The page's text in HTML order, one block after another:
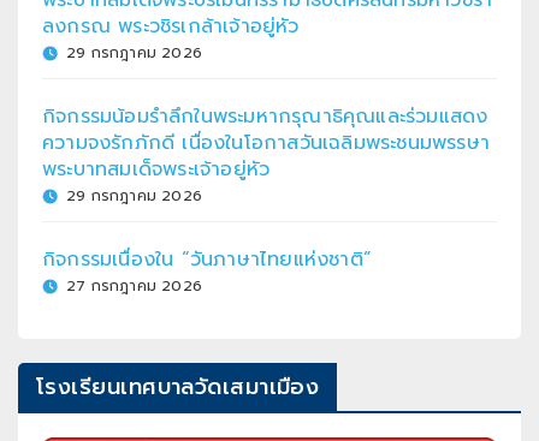
ลงกรณ พระวชิรเกล้าเจ้าอยู่หัว
29 กรกฎาคม 2026
กิจกรรมน้อมรำลึกในพระมหากรุณาธิคุณและร่วมแสดง
ความจงรักภักดี เนื่องในโอกาสวันเฉลิมพระชนมพรรษา
พระบาทสมเด็จพระเจ้าอยู่หัว
29 กรกฎาคม 2026
กิจกรรมเนื่องใน “วันภาษาไทยแห่งชาติ”
27 กรกฎาคม 2026
โรงเรียนเทศบาลวัดเสมาเมือง